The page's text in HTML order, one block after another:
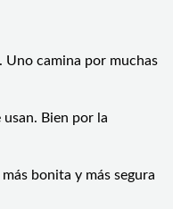
Uno camina por muchas
usan. Bien por la
bonita y más segura